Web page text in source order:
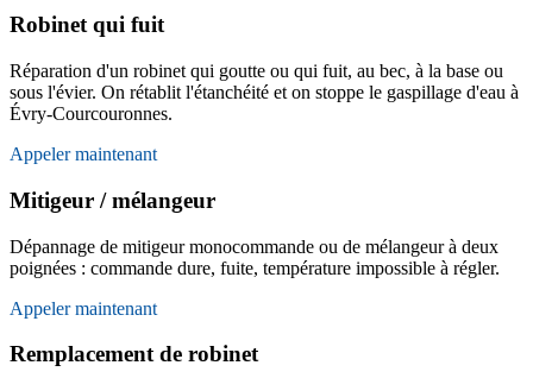
Robinet qui fuit
Réparation d'un robinet qui goutte ou qui fuit, au bec, à la base ou
sous l'évier. On rétablit l'étanchéité et on stoppe le gaspillage d'eau à
Évry-Courcouronnes.
Appeler maintenant
Mitigeur / mélangeur
Dépannage de mitigeur monocommande ou de mélangeur à deux
poignées : commande dure, fuite, température impossible à régler.
Appeler maintenant
Remplacement de robinet